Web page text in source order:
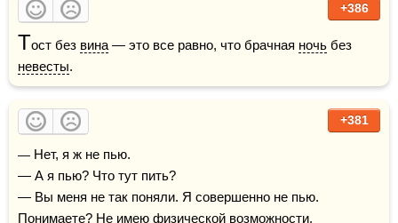
+386
Тост без вина — это все равно, что брачная ночь
невесты.
+381
— Нет, я ж не пью.
— А я пью? Что тут пить?
— Вы меня не так поняли. Я совершенно не пью.
Понимаете? Не имею физической возможности.